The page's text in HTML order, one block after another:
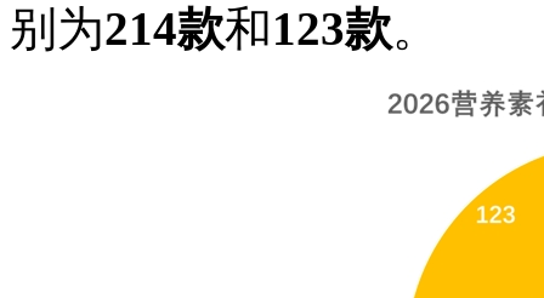
别为214款和123款。